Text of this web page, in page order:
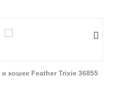
кошек Feather Trixie 36855